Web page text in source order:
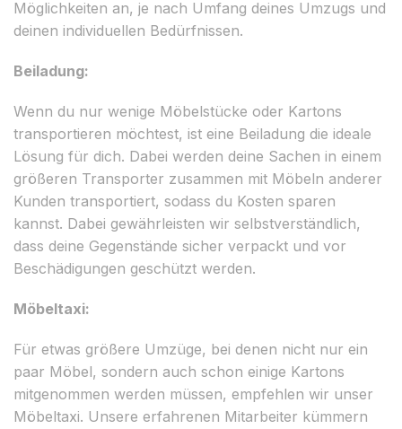
Möglichkeiten an, je nach Umfang deines Umzugs und
deinen individuellen Bedürfnissen.
Beiladung:
Wenn du nur wenige Möbelstücke oder Kartons
transportieren möchtest, ist eine Beiladung die ideale
Lösung für dich. Dabei werden deine Sachen in einem
größeren Transporter zusammen mit Möbeln anderer
Kunden transportiert, sodass du Kosten sparen
kannst. Dabei gewährleisten wir selbstverständlich,
dass deine Gegenstände sicher verpackt und vor
Beschädigungen geschützt werden.
Möbeltaxi:
Für etwas größere Umzüge, bei denen nicht nur ein
paar Möbel, sondern auch schon einige Kartons
mitgenommen werden müssen, empfehlen wir unser
Möbeltaxi. Unsere erfahrenen Mitarbeiter kümmern